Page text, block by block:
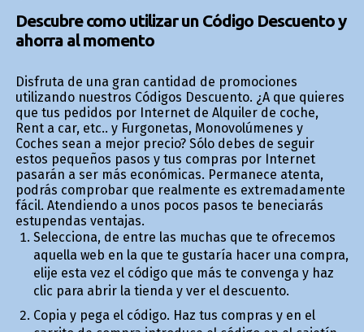
Descubre como utilizar un Código Descuento y
ahorra al momento
Disfruta de una gran cantidad de promociones
utilizando nuestros Códigos Descuento. ¿A que quieres
que tus pedidos por Internet de Alquiler de coche,
Rent a car, etc.. y Furgonetas, Monovolúmenes y
Coches sean a mejor precio? Sólo debes de seguir
estos pequeños pasos y tus compras por Internet
pasarán a ser más económicas. Permanece atenta,
podrás comprobar que realmente es extremadamente
fácil. Atendiendo a unos pocos pasos te beneficiarás
estupendas ventajas.
Selecciona, de entre las muchas que te ofrecemos
aquella web en la que te gustaría hacer una compra,
elije esta vez el código que más te convenga y haz
clic para abrir la tienda y ver el descuento.
Copia y pega el código. Haz tus compras y en el